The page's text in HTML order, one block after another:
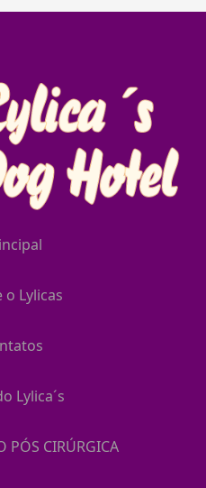
o Lylicas
Lylica´s
PÓS CIRÚRGICA